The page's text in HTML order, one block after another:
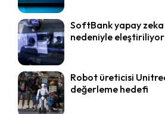
SoftBank yapay zeka
nedeniyle eleştiriliyor
Robot üreticisi
değerleme hedefi